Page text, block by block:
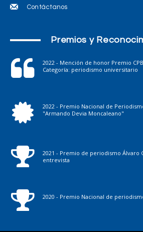
Contáctanos
Premios y
2022 - Mención de honor Premio
Categoría: periodismo universitario
2022 - Premio Nacional de
"Armando Devia Moncaleano"
2021 - Premio de periodismo Álvaro
entrevista
2020 - Premio Nacional de